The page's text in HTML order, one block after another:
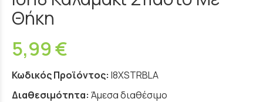
Θήκη
5,99 €
Κωδικός Προϊόντος: I8XSTRBLA
Διαθεσιμότητα: Άμεσα διαθέσιμο